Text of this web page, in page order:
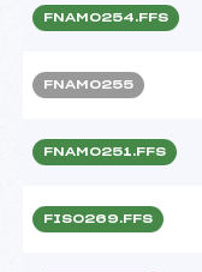
FNAM0254.FFS
FNAM0255
FNAM0251.FFS
FIS0269.FFS